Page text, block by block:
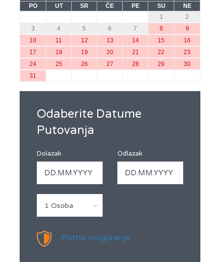
PO UT SR ČE PE SU
NE
1
2
3
4 5 6 7 8
9
10
11 12 13 14 15
16
17
18 19 20 21 22
23
24
25 26 27 28 29
30
31
Odaberite Datume
Putovanja
Dolazak Odlazak
1 Osoba
Putno osiguranje